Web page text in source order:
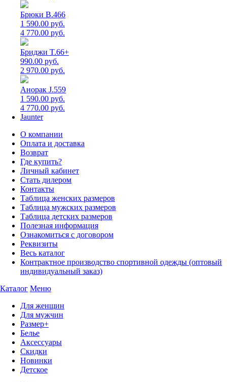
Брюки B.466
1 590.00 руб.
4 770.00 руб.
Бриджи T.66+
990.00 руб.
2 970.00 руб.
Анорак J.559
1 590.00 руб.
4 770.00 руб.
Jaunter
О компании
Оплата и доставка
Возврат
Где купить?
Личный кабинет
Стать дилером
Контакты
Таблица женских размеров
Таблица мужских размеров
Таблица детских размеров
Полезная информация
Ознакомиться с договором
Реквизиты
Весь каталог
Контрактное производство спортивной одежды (оптовый
индивидуальный заказ)
Каталог Меню
Для женщин
Для мужчин
Размер+
Белье
Аксессуары
Скидки
Новинки
Детское